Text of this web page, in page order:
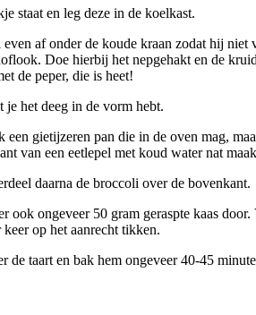
staat en leg deze in de koelkast.
af onder de koude kraan zodat hij
Doe hierbij het nepgehakt en de
de peper, die is heet!
het deeg in de vorm hebt.
gietijzeren pan die in de oven mag,
van een eetlepel met koud water nat
daarna de broccoli over de bovenkant.
ook ongeveer 50 gram geraspte kaas
op het aanrecht tikken.
de taart en bak hem ongeveer 40-45